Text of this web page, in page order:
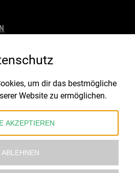
um dir das bestmögliche
Website zu ermöglichen.
AKZEPTIEREN
ABLEHNEN